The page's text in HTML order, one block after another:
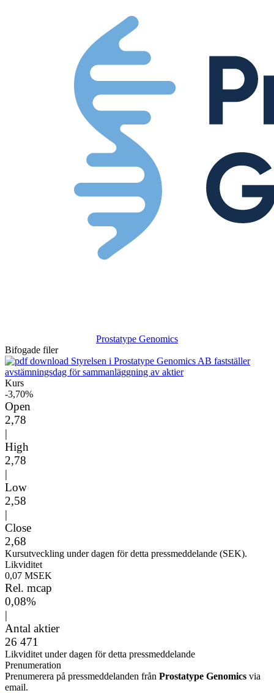
Prostatype Genomics
Bifogade filer
Styrelsen i Prostatype Genomics AB fastställer
avstämningsdag för sammanläggning av aktier
Kurs
-3,70%
Open
2,78
|
High
2,78
|
Low
2,58
|
Close
2,68
Kursutveckling under dagen för detta pressmeddelande (SEK).
Likviditet
0,07 MSEK
Rel. mcap
0,08%
|
Antal aktier
26 471
Likviditet under dagen för detta pressmeddelande
Prenumeration
Prenumerera på pressmeddelanden från Prostatype Genomics via
email.